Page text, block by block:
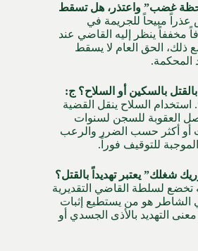
غضب” واعتذر، هل تسقط
مبيحاً للجريمة في
مخففاً ينظر إليه القاضي عند
ذلك، الحق العام لا يسقط
المحكمة.
ج:
السلاح ينقل القضية
العقوبة للسجن لسنوات
تصل لـ 5 سنوات أو أكثر حسب الضرر والرعب
الموجبة للتوقيف فوراً.
تخضع لسلطة القاضي التقديرية
الشاطر هو من يستطيع إثبات
التهديد بالأذى الجسدي أو